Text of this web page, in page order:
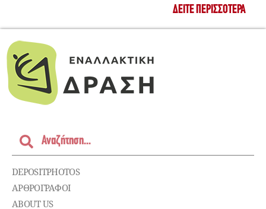
ΔΕΊΤΕ ΠΕΡΙΣΣΌΤΕΡΑ
DEPOSITPHOTOS
ΑΡΘΡΟΓΡΑΦΟΙ
ABOUT US